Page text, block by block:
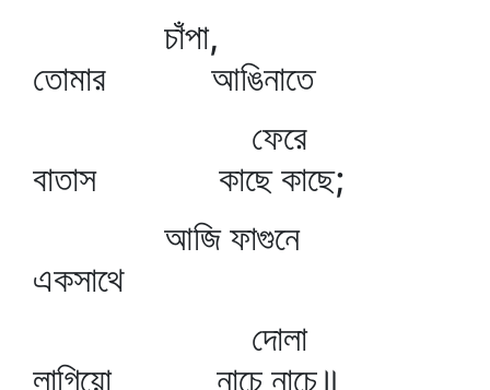
চাঁপা,
তোমার আঙিনাতে
ফেরে
বাতাস কাছে কাছে;
আজি ফাগুনে
একসাথে
দোলা
লাগিয়ো নাচে নাচে॥